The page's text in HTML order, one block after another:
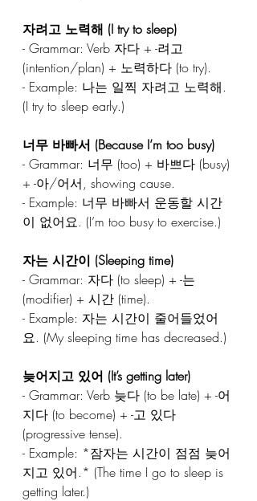
자려고 노력해 (I try to sleep)
- Grammar: Verb 자다 + -려고
(intention/plan) + 노력하다 (to try).
- Example: 나는 일찍 자려고 노력해.
(I try to sleep early.)
너무 바빠서 (Because I’m too busy)
- Grammar: 너무 (too) + 바쁘다 (busy)
+ -아/어서, showing cause.
- Example: 너무 바빠서 운동할 시간
이 없어요. (I’m too busy to exercise.)
자는 시간이 (Sleeping time)
- Grammar: 자다 (to sleep) + -는
(modifier) + 시간 (time).
- Example: 자는 시간이 줄어들었어
요. (My sleeping time has decreased.)
늦어지고 있어 (It’s getting later)
- Grammar: Verb 늦다 (to be late) + -어
지다 (to become) + -고 있다
(progressive tense).
- Example: *잠자는 시간이 점점 늦어
지고 있어.* (The time I go to sleep is
getting later.)